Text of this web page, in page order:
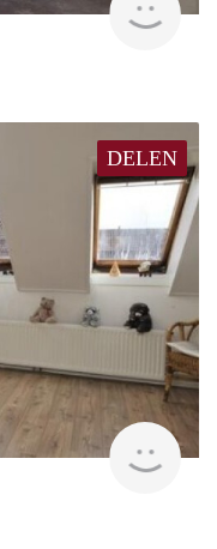
DELEN